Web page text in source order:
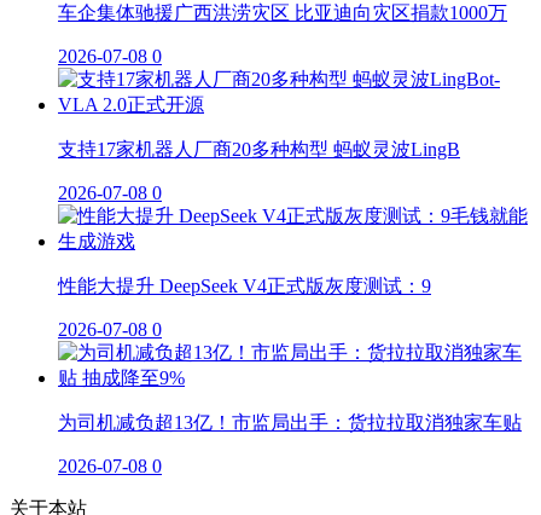
车企集体驰援广西洪涝灾区 比亚迪向灾区捐款1000万
2026-07-08 0
支持17家机器人厂商20多种构型 蚂蚁灵波LingB
2026-07-08 0
性能大提升 DeepSeek V4正式版灰度测试：9
2026-07-08 0
为司机减负超13亿！市监局出手：货拉拉取消独家车贴
2026-07-08 0
关于本站